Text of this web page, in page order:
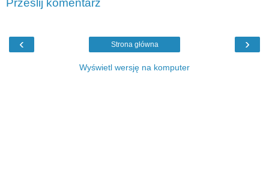
Prześlij komentarz
‹ ›
Strona główna
Wyświetl wersję na komputer